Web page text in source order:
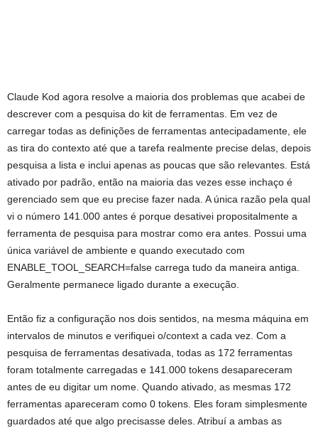
Claude Kod agora resolve a maioria dos problemas que acabei de
descrever com a pesquisa do kit de ferramentas. Em vez de
carregar todas as definições de ferramentas antecipadamente, ele
as tira do contexto até que a tarefa realmente precise delas, depois
pesquisa a lista e inclui apenas as poucas que são relevantes. Está
ativado por padrão, então na maioria das vezes esse inchaço é
gerenciado sem que eu precise fazer nada. A única razão pela qual
vi o número 141.000 antes é porque desativei propositalmente a
ferramenta de pesquisa para mostrar como era antes. Possui uma
única variável de ambiente e quando executado com
ENABLE_TOOL_SEARCH=false carrega tudo da maneira antiga.
Geralmente permanece ligado durante a execução.
Então fiz a configuração nos dois sentidos, na mesma máquina em
intervalos de minutos e verifiquei o/context a cada vez. Com a
pesquisa de ferramentas desativada, todas as 172 ferramentas
foram totalmente carregadas e 141.000 tokens desapareceram
antes de eu digitar um nome. Quando ativado, as mesmas 172
ferramentas apareceram como 0 tokens. Eles foram simplesmente
guardados até que algo precisasse deles. Atribuí a ambas as